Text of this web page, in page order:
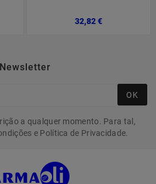
32,82 €Preço
Newsletter
OK
a qualquer momento. Para tal,
e Política de Privacidade.